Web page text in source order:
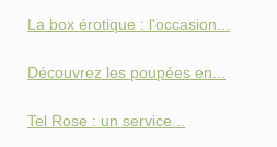
La box érotique : l'occasion...
Découvrez les poupées en...
Tel Rose : un service...